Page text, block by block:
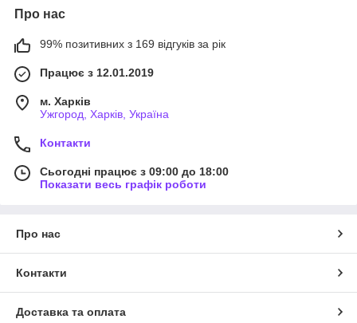
Про нас
99% позитивних з 169 відгуків за рік
Працює з 12.01.2019
м. Харків
Ужгород, Харків, Україна
Контакти
Сьогодні працює з 09:00 до 18:00
Показати весь графік роботи
Про нас
Контакти
Доставка та оплата